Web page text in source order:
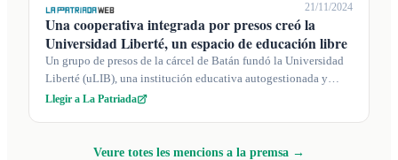
21/11/2024
Una cooperativa integrada por presos creó la
Universidad Liberté, un espacio de educación libre
Un grupo de presos de la cárcel de Batán fundó la Universidad
Liberté (uLIB), una institución educativa autogestionada y
accesible que promu...
Llegir a La Patriada
Veure totes les mencions a la premsa →